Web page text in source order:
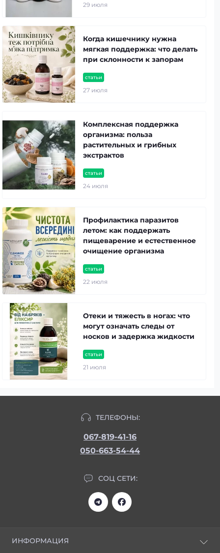
29 июля
статьи
27 июля
Когда кишечнику нужна
мягкая поддержка: что делать
при склонности к запорам
статьи
24 июля
Комплексная поддержка
организма: польза
растительных и грибных
экстрактов
статьи
22 июля
Профилактика паразитов
летом: как поддержать
пищеварение и естественное
очищение организма
статьи
21 июля
Отеки и тяжесть в ногах: что
могут означать следы от
носков и задержка жидкости
ТЕЛЕФОНЫ:
067-819-41-16
050-663-54-44
СОЦ СЕТИ:
ИНФОРМАЦИЯ